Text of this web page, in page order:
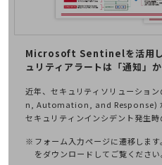
NTTドコモビジネスグループのサ
サステナビリティ基本方針
サステナビリティレポート
ダイバーシティ
経営情報
経営情報TOP
業績
Microsoft Sentinelを活用し
ュリティアラートは「通知」
近年、セキュリティソリューショ
n, Automation, and Response) が
セキュリティンインシデント発生
る人材不足の解消にもなります。
IT管理者をアラート地獄から解放
フォーム入力ページに遷移しま
をダウンロードしてご覧ください